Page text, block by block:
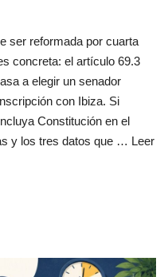
ser reformada por cuarta
concreta: el artículo 69.3
a elegir un senador
con Ibiza. Si
Constitución en el
y los tres datos que … Leer